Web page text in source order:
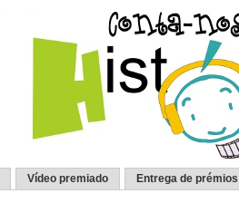
Vídeo premiado Entrega de prémios